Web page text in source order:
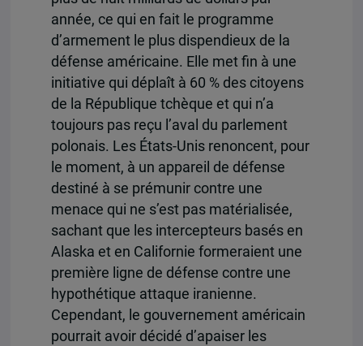
année, ce qui en fait le programme
d’armement le plus dispendieux de la
défense américaine. Elle met fin à une
initiative qui déplaît à 60 % des citoyens
de la République tchèque et qui n’a
toujours pas reçu l’aval du parlement
polonais. Les États-Unis renoncent, pour
le moment, à un appareil de défense
destiné à se prémunir contre une
menace qui ne s’est pas matérialisée,
sachant que les intercepteurs basés en
Alaska et en Californie formeraient une
première ligne de défense contre une
hypothétique attaque iranienne.
Cependant, le gouvernement américain
pourrait avoir décidé d’apaiser les